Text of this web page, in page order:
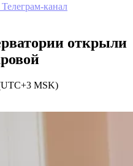
канал
открыли
MSK)